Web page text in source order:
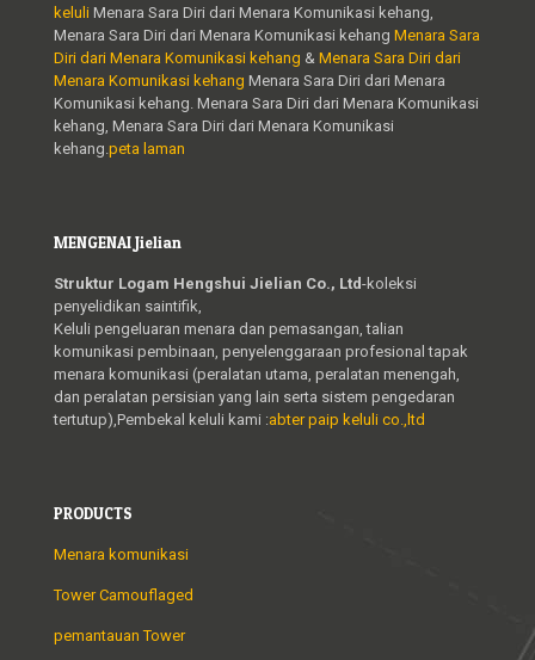
keluli Menara Sara Diri dari Menara Komunikasi kehang,
Menara Sara Diri dari Menara Komunikasi kehang Menara Sara
Diri dari Menara Komunikasi kehang & Menara Sara Diri dari
Menara Komunikasi kehang Menara Sara Diri dari Menara
Komunikasi kehang. Menara Sara Diri dari Menara Komunikasi
kehang, Menara Sara Diri dari Menara Komunikasi
kehang. peta laman
MENGENAI Jielian
Struktur Logam Hengshui Jielian Co., Ltd-koleksi
penyelidikan saintifik,
Keluli pengeluaran menara dan pemasangan, talian
komunikasi pembinaan, penyelenggaraan profesional tapak
menara komunikasi (peralatan utama, peralatan menengah,
dan peralatan persisian yang lain serta sistem pengedaran
tertutup),Pembekal keluli kami :abter paip keluli co.,ltd
PRODUCTS
Menara komunikasi
Tower Camouflaged
pemantauan Tower